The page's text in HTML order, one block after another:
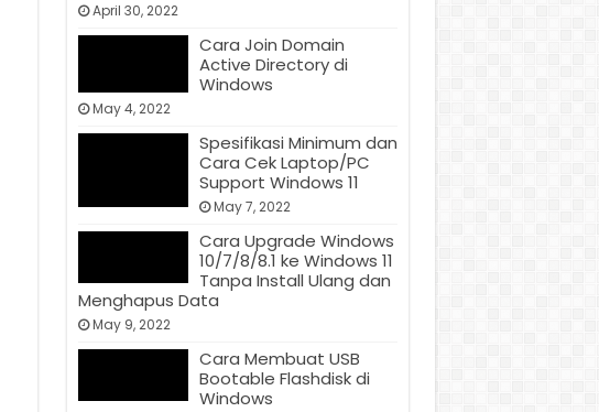
April 30, 2022
Cara Join Domain
Active Directory di
Windows
May 4, 2022
Spesifikasi Minimum dan
Cara Cek Laptop/PC
Support Windows 11
May 7, 2022
Cara Upgrade Windows
10/7/8/8.1 ke Windows 11
Tanpa Install Ulang dan
Menghapus Data
May 9, 2022
Cara Membuat USB
Bootable Flashdisk di
Windows